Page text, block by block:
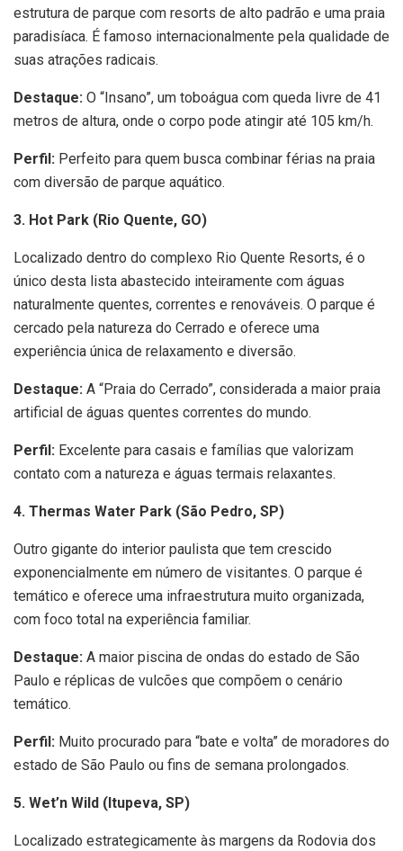
estrutura de parque com resorts de alto padrão e uma praia
paradisíaca. É famoso internacionalmente pela qualidade de
suas atrações radicais.
Destaque: O “Insano”, um toboágua com queda livre de 41
metros de altura, onde o corpo pode atingir até 105 km/h.
Perfil: Perfeito para quem busca combinar férias na praia
com diversão de parque aquático.
3. Hot Park (Rio Quente, GO)
Localizado dentro do complexo Rio Quente Resorts, é o
único desta lista abastecido inteiramente com águas
naturalmente quentes, correntes e renováveis. O parque é
cercado pela natureza do Cerrado e oferece uma
experiência única de relaxamento e diversão.
Destaque: A “Praia do Cerrado”, considerada a maior praia
artificial de águas quentes correntes do mundo.
Perfil: Excelente para casais e famílias que valorizam
contato com a natureza e águas termais relaxantes.
4. Thermas Water Park (São Pedro, SP)
Outro gigante do interior paulista que tem crescido
exponencialmente em número de visitantes. O parque é
temático e oferece uma infraestrutura muito organizada,
com foco total na experiência familiar.
Destaque: A maior piscina de ondas do estado de São
Paulo e réplicas de vulcões que compõem o cenário
temático.
Perfil: Muito procurado para “bate e volta” de moradores do
estado de São Paulo ou fins de semana prolongados.
5. Wet’n Wild (Itupeva, SP)
Localizado estrategicamente às margens da Rodovia dos